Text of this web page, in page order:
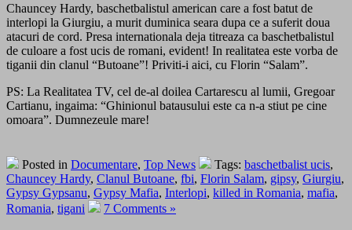
Chauncey Hardy, baschetbalistul american care a fost batut de
interlopi la Giurgiu, a murit duminica seara dupa ce a suferit doua
atacuri de cord. Presa internationala deja titreaza ca baschetbalistul
de culoare a fost ucis de romani, evident! In realitatea este vorba de
tiganii din clanul “Butoane”! Priviti-i aici, cu Florin “Salam”.
PS: La Realitatea TV, cel de-al doilea Cartarescu al lumii, Gregoar
Cartianu, ingaima: “Ghinionul batausului este ca n-a stiut pe cine
omoara”. Dumnezeule mare!
Posted in Documentare, Top News Tags: baschetbalist ucis,
Chauncey Hardy, Clanul Butoane, fbi, Florin Salam, gipsy, Giurgiu,
Gypsy Gypsanu, Gypsy Mafia, Interlopi, killed in Romania, mafia,
Romania, tigani 7 Comments »